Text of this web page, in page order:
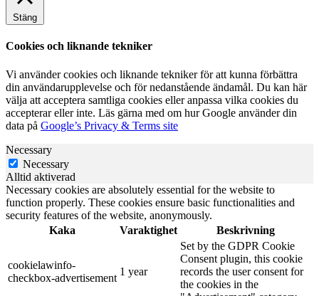
Stäng
Cookies och liknande tekniker
Vi använder cookies och liknande tekniker för att kunna förbättra
din användarupplevelse och för nedanstående ändamål. Du kan här
välja att acceptera samtliga cookies eller anpassa vilka cookies du
accepterar eller inte. Läs gärna med om hur Google använder din
data på Google’s Privacy & Terms site
Necessary
Necessary
Alltid aktiverad
Necessary cookies are absolutely essential for the website to
function properly. These cookies ensure basic functionalities and
security features of the website, anonymously.
Kaka
Varaktighet Beskrivning
cookielawinfo-
checkbox-advertisement
1 year
Set by the GDPR Cookie
Consent plugin, this cookie
records the user consent for
the cookies in the